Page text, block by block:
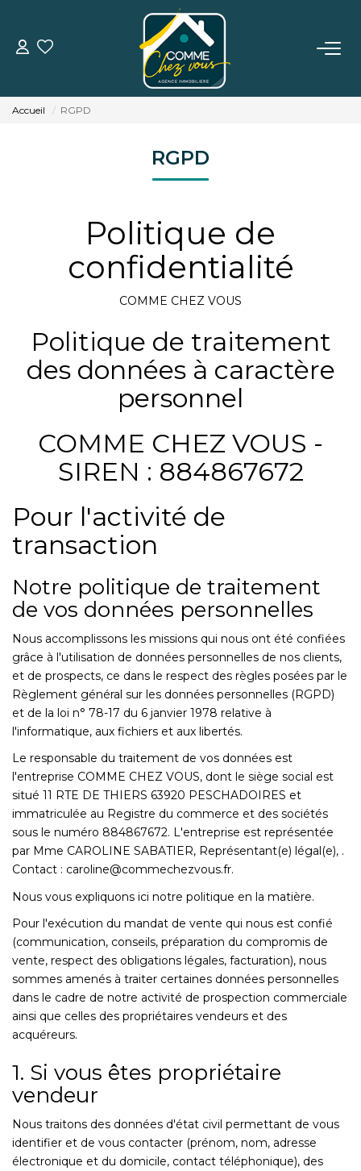
VENTE
ESTIMATION
BIENS VENDUS
L'AGENCE
CONTACT
Accueil RGPD
RGPD
Politique de
confidentialité
COMME CHEZ VOUS
Politique de traitement
des données à caractère
personnel
COMME CHEZ VOUS -
SIREN : 884867672
Pour l'activité de
transaction
Notre politique de traitement
de vos données personnelles
Nous accomplissons les missions qui nous ont été confiées
grâce à l'utilisation de données personnelles de nos clients,
et de prospects, ce dans le respect des règles posées par le
Règlement général sur les données personnelles (RGPD)
et de la loi n° 78-17 du 6 janvier 1978 relative à
l'informatique, aux fichiers et aux libertés.
Le responsable du traitement de vos données est
l'entreprise COMME CHEZ VOUS, dont le siège social est
situé 11 RTE DE THIERS 63920 PESCHADOIRES et
immatriculée au Registre du commerce et des sociétés
sous le numéro 884867672. L'entreprise est représentée
par Mme CAROLINE SABATIER, Représentant(e) légal(e), .
Contact : caroline@commechezvous.fr.
Nous vous expliquons ici notre politique en la matière.
Pour l'exécution du mandat de vente qui nous est confié
(communication, conseils, préparation du compromis de
vente, respect des obligations légales, facturation), nous
sommes amenés à traiter certaines données personnelles
dans le cadre de notre activité de prospection commerciale
ainsi que celles des propriétaires vendeurs et des
acquéreurs.
1. Si vous êtes propriétaire
vendeur
Nous traitons des données d'état civil permettant de vous
identifier et de vous contacter (prénom, nom, adresse
électronique et du domicile, contact téléphonique), des